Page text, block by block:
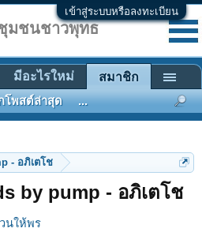
เข้าสู่ระบบหรือลงทะเบียน
- อภิเตโช
by pump - อภิเตโช
นให้พร
มชนชาวพุทธ
มีอะไรใหม่ สมาชิก
โพสต์ล่าสุด ...